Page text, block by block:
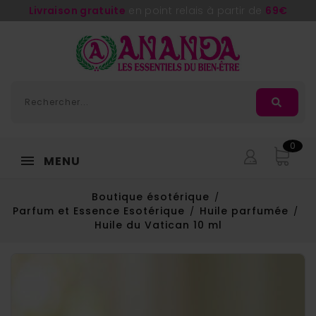
Livraison gratuite 69€
MENU
0
Boutique ésotérique
Parfum et Essence Esotérique
Huile parfumée
Huile du Vatican 10 ml